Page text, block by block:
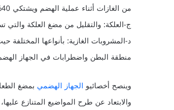
من الغازات أثناء عملية الهضم ويشتكي 40% من المرضى من صعوبة هضم سكر الحليب .
ج‌-العلكة: والتقليل من مضغ العلكة والتي
د‌-المشروبات الغازية: بأنواعها
منطقة البطن واضطرابات في الجهاز
وينصح أخصائيوالجهاز الهضمي بمضغ
والابتعاد عن طرح المواضيع المتنازع